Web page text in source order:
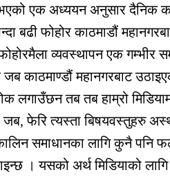
भएको एक अध्ययन अनुसार दैनिक
बढी फोहोर काठमाडौं
व्यवस्थापन एक गम्भीर
काठमाण्डौं महानगरबाट
लगाउँछन तब तब हाम्रो
फेरि त्यस्ता बिषयवस्तुहरु
समाधानका लागि कुनै पनि
। यसको अर्थ मिडियाको